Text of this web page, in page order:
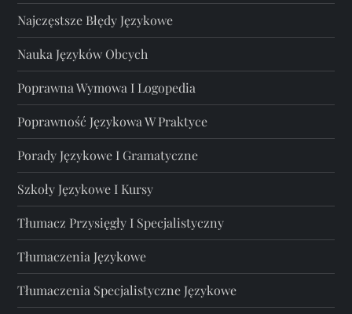
Najczęstsze Błędy Językowe
Nauka Języków Obcych
Poprawna Wymowa I Logopedia
Poprawność Językowa W Praktyce
Porady Językowe I Gramatyczne
Szkoły Językowe I Kursy
Tłumacz Przysięgły I Specjalistyczny
Tłumaczenia Językowe
Tłumaczenia Specjalistyczne Językowe